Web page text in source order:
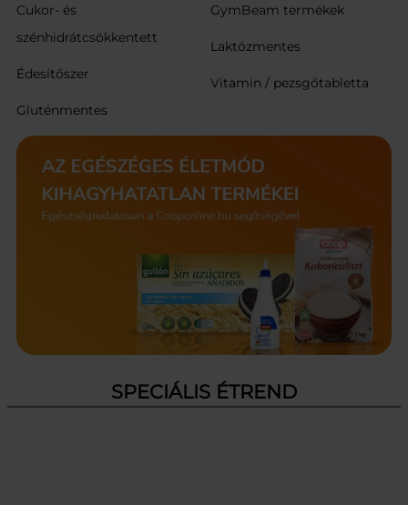
Cukor- és
szénhidrátcsökkentett
Édesítőszer
Gluténmentes
GymBeam termékek
Laktózmentes
Vitamin / pezsgőtabletta
SPECIÁLIS ÉTREND